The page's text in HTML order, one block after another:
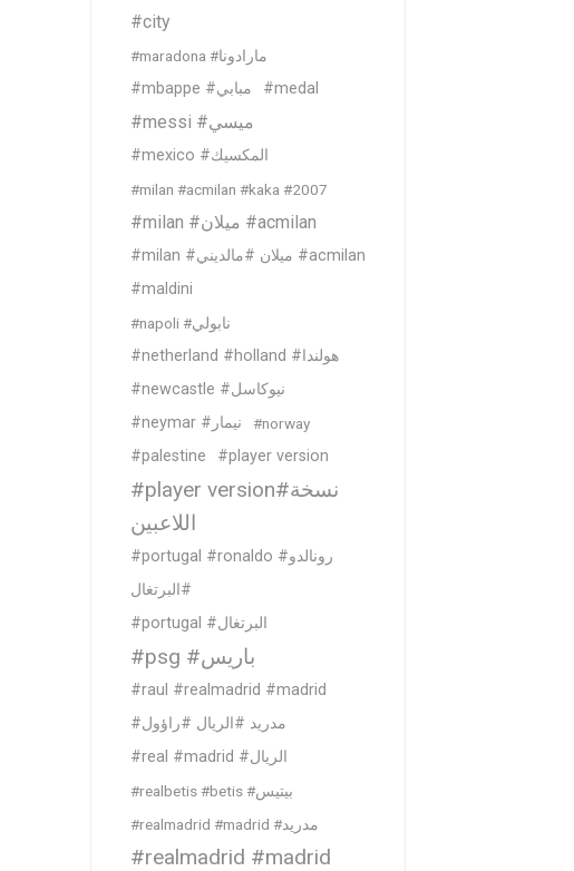
#city
#maradona #مارادونا
#mbappe #مبابي #medal
#messi #ميسي
#mexico #المكسيك
#milan #acmilan #kaka #2007
#milan #ميلان #acmilan
#milan #ميلان #مالديني #acmilan
#maldini
#napoli #نابولي
#netherland #holland #هولندا
#newcastle #نيوكاسل
#neymar #نيمار
#norway
#palestine #player version
#player version#نسخة
اللاعبين
#portugal #ronaldo #رونالدو
#البرتغال
#portugal #البرتغال
#psg #باريس
#raul #realmadrid #madrid
#مدريد #الريال #راؤول
#real #madrid #الريال
#realbetis #betis #بيتيس
#realmadrid #madrid #مدريد
#realmadrid #madrid